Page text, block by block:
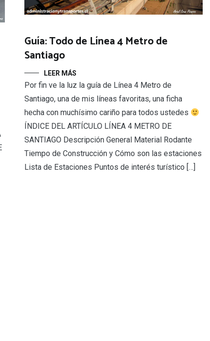
Guía: Todo de Línea 4 Metro de
Santiago
LEER MÁS
Por fin ve la luz la guía de Línea 4 Metro de
Santiago, una de mis líneas favoritas, una ficha
hecha con muchísimo cariño para todos ustedes
ÍNDICE DEL ARTÍCULO LÍNEA 4 METRO DE
SANTIAGO Descripción General Material Rodante
Tiempo de Construcción y Cómo son las estaciones
Lista de Estaciones Puntos de interés turístico […]